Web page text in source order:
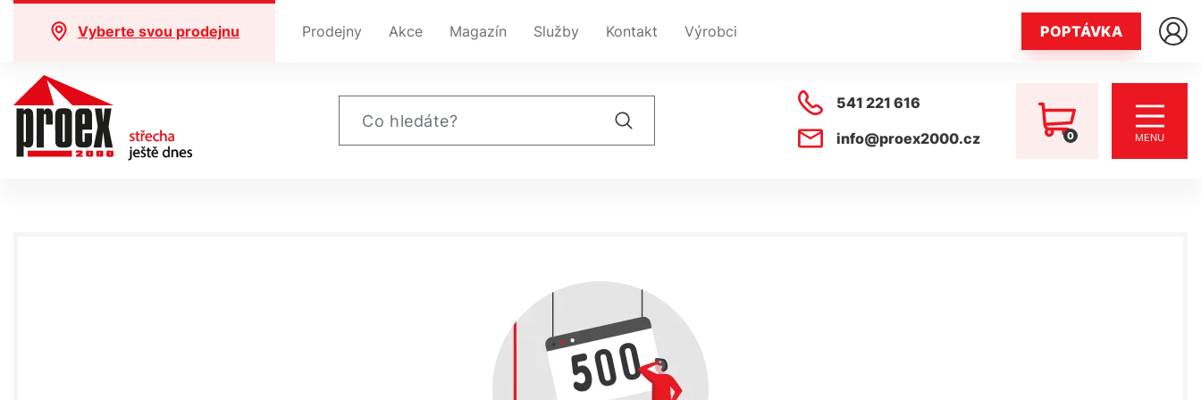
Vyberte svou prodejnu Prodejny Akce Magazín Služby Kontakt Výrobci POPTÁVKA
541 221 616
info@proex2000.cz
0 MENU